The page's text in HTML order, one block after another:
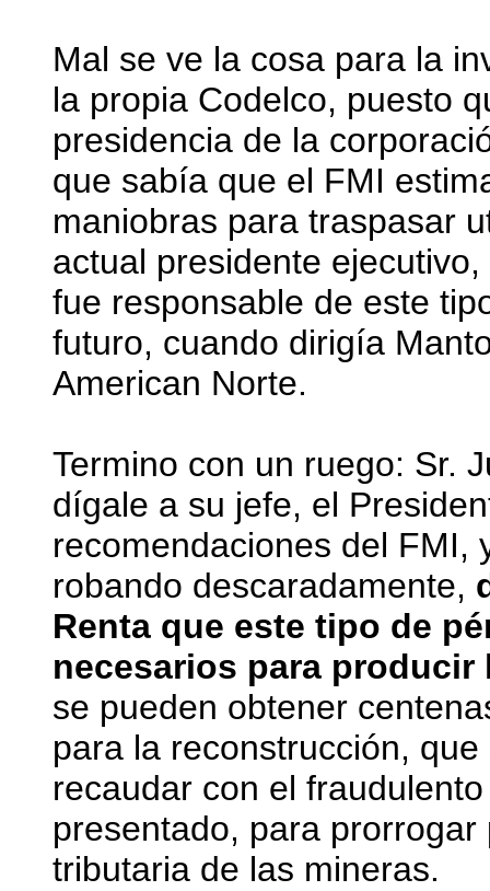
Mal se ve la cosa para la
la propia Codelco, puesto
presidencia de la
que sabía que el FMI
maniobras para traspasar
actual presidente
fue responsable de este
futuro, cuando dirigía
American Norte.
Termino con un ruego: Sr.
dígale a su jefe, el
recomendaciones del FMI,
robando descaradamente,
Renta que este tipo de
necesarios para producir
se pueden obtener
para la reconstrucción,
recaudar con el
presentado, para
tributaria de las mineras.